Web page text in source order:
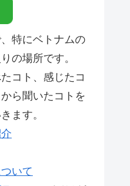
特にベトナムの
の場所です。
コト、感じたコ
ら聞いたコトを
ます。
いて